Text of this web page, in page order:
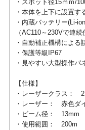
・スポット径15ｍｍ/
・本体を上下に設置
・内蔵バッテリー(Li-
（AC110～230Vで連続
・自動補正機構による
・保護等級IP67
・見やすい大型操作パ
【仕様】
・レーザークラス：
・レーザー： 赤色ダ
・ビーム径： 13mm
・使用範囲： 200m